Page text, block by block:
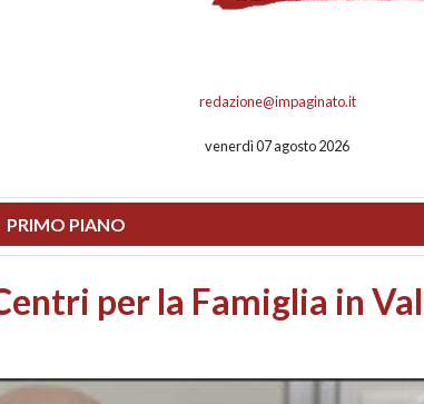
redazione@impaginato.it
venerdì 07 agosto 2026
PRIMO PIANO
un chiosco sul
edilizi e occupazione